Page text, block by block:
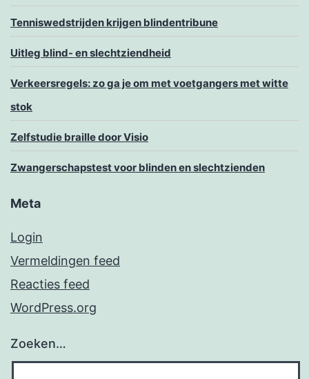
Tenniswedstrijden krijgen blindentribune
Uitleg blind- en slechtziendheid
Verkeersregels: zo ga je om met voetgangers met witte
stok
Zelfstudie braille door Visio
Zwangerschapstest voor blinden en slechtzienden
Meta
Login
Vermeldingen feed
Reacties feed
WordPress.org
Zoeken…